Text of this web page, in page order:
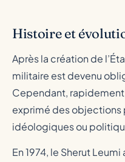
Histoire et
Après la création de
militaire est devenu
Cependant,
exprimé des objections
idéologiques ou
En 1974, le Sherut